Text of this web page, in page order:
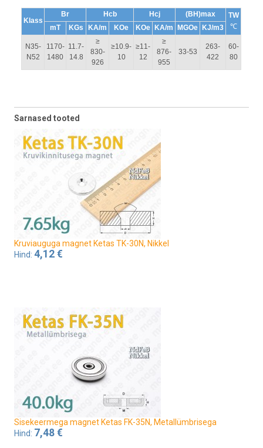
Klass
Br Hcb Hcj (BH)max
TW
℃
mT KGs KA/m KOe KOe KA/m MGOe KJ/m3
N35-
N52
1170-
1480
11.7-
14.8
≥
830-
926
≥10.9-
10
≥11-
12
≥
876-
955
33-53
263-
422
60-
80
Sarnased tooted
Kruviauguga magnet Ketas TK-30N, Nikkel
Hind: 4,12 €
Sisekeermega magnet Ketas FK-35N, Metallümbrisega
Hind: 7,48 €